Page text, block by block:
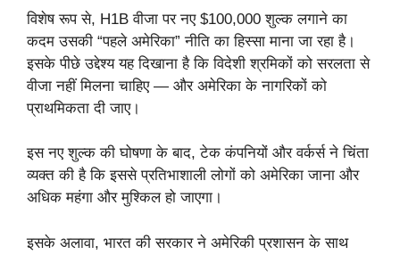
विशेष रूप से, H1B वीजा पर नए $100,000 शुल्क लगाने का
कदम उसकी “पहले अमेरिका” नीति का हिस्सा माना जा रहा है।
इसके पीछे उद्देश्य यह दिखाना है कि विदेशी श्रमिकों को सरलता से
वीजा नहीं मिलना चाहिए — और अमेरिका के नागरिकों को
प्राथमिकता दी जाए।
इस नए शुल्क की घोषणा के बाद, टेक कंपनियों और वर्कर्स ने चिंता
व्यक्त की है कि इससे प्रतिभाशाली लोगों को अमेरिका जाना और
अधिक महंगा और मुश्किल हो जाएगा।
इसके अलावा, भारत की सरकार ने अमेरिकी प्रशासन के साथ